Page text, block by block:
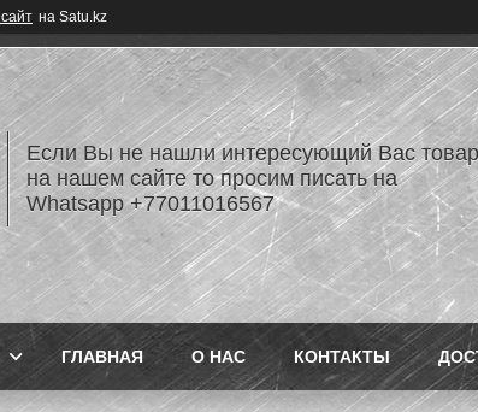
на Satu.kz
Если Вы не нашли интересующий Вас товар
на нашем сайте то просим писать на
Whatsapp +77011016567
ГЛАВНАЯ О НАС КОНТАКТЫ